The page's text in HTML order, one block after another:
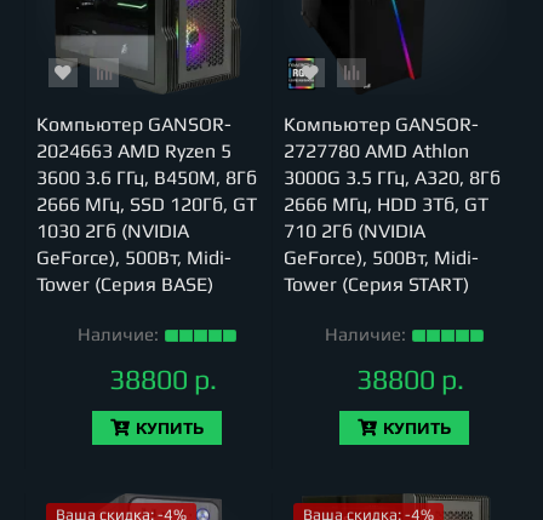
Компьютер GANSOR-
2024663 AMD Ryzen 5
3600 3.6 ГГц, B450M, 8Гб
2666 МГц, SSD 120Гб, GT
1030 2Гб (NVIDIA
GeForce), 500Вт, Midi-
Tower (Серия BASE)
Наличие:
38800 р.
КУПИТЬ
Компьютер GANSOR-
2727780 AMD Athlon
3000G 3.5 ГГц, A320, 8Гб
2666 МГц, HDD 3Тб, GT
710 2Гб (NVIDIA
GeForce), 500Вт, Midi-
Tower (Серия START)
Наличие:
38800 р.
КУПИТЬ
Ваша скидка: -4% Ваша скидка: -4%